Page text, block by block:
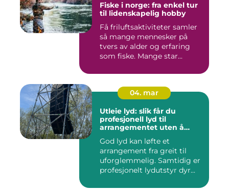
Fiske i norge: fra enkel tur
til lidenskapelig hobby
Få friluftsaktiviteter samler
så mange mennesker på
tvers av alder og erfaring
som fiske. Mange star...
04. mar
Utleie lyd: slik får du
profesjonell lyd til
arrangementet uten å
God lyd kan løfte et
arrangement fra greit til
uforglemmelig. Samtidig er
profesjonelt lydutstyr dyr...